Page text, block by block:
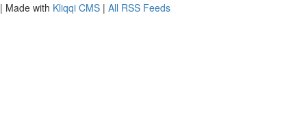
| Made with Kliqqi CMS | All RSS Feeds